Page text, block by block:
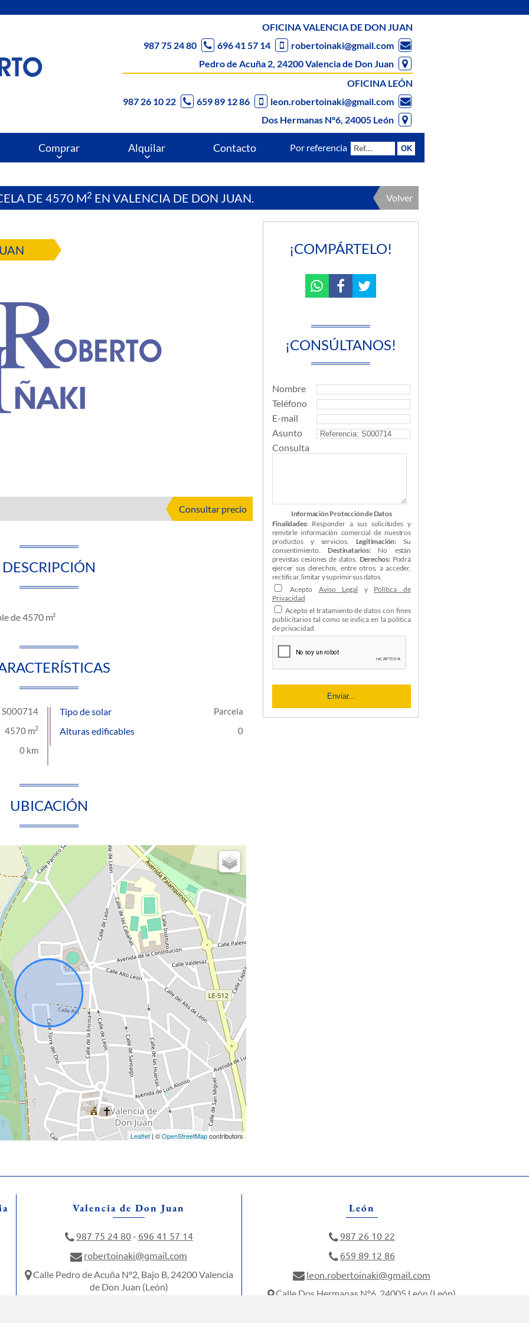
OFICINA VALENCIA DE DON JUAN
987 75 24 80
696 41 57 14
robertoinaki@gmail.com
Pedro de Acuña 2, 24200 Valencia de Don Juan
OFICINA LEÓN
987 26 10 22
659 89 12 86
leon.robertoinaki@gmail.com
Dos Hermanas Nº6, 24005 León
Comprar Alquilar Contacto Por referencia
DE 4570 M2 EN VALENCIA DE DON JUAN. Volver
Consultar precio
DESCRIPCIÓN
de 4570 m²
S000714 Tipo de solar
Parcela
4570 m2 Alturas edificables
0
0 km
UBICACIÓN
Leaflet | ©OpenStreetMapcontributors
¡COMPÁRTELO!
¡CONSÚLTANOS!
Nombre
Teléfono
E-mail
Asunto
Consulta
Información Protección de Datos
Finalidades: Responder a sus solicitudes y
remitirle información comercial de nuestros
productos y servicios. Legitimación: Su
consentimiento. Destinatarios:No están
previstas cesiones de datos. Derechos:Podrá
ejercer sus derechos, entre otros, a acceder,
rectificar, limitar y suprimir sus datos.
Acepto Aviso Legal y Política de
Privacidad
Acepto el tratamiento de datos con fines
publicitarios tal como se indica en la política
de privacidad.
Valencia de Don Juan
987 75 24 80- 696 41 57 14
robertoinaki@gmail.com
Calle Pedro de Acuña Nº2, Bajo B, 24200 Valencia
de Don Juan (León)
León
987 26 10 22
659 89 12 86
leon.robertoinaki@gmail.com
Calle Dos Hermanas Nº6, 24005 León (León)